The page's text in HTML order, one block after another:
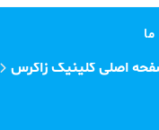
اصلی کلینیک زاگرس